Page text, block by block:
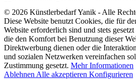
© 2026 Künstlerbedarf Yanik - Alle
Diese Website benutzt Cookies, die für
Website erforderlich sind und stets
die den Komfort bei Benutzung dieser
Direktwerbung dienen oder die
und sozialen Netzwerken vereinfachen
Zustimmung gesetzt. Mehr Informationen
Ablehnen Alle akzeptieren Konfigurieren